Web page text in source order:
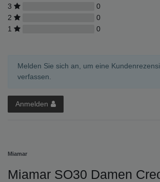
3
0
2
0
1
0
Melden Sie sich an, um eine
verfassen.
Anmelden
Miamar
Miamar SO30 Damen